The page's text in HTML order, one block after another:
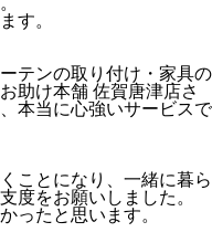
す。
テンの取り付け・家具の
助け本舗 佐賀唐津店さ
本当に心強いサービスで
ことになり、一緒に暮ら
度をお願いしました。
ったと思います。